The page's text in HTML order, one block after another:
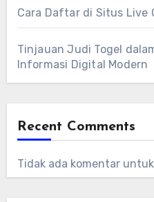
Cara Daftar di Situs Live
Tinjauan Judi Togel
Informasi Digital Modern
Recent Comments
Tidak ada komentar